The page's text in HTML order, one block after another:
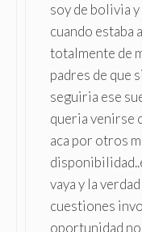
soy de bolivia
cuando estaba
totalmente de
padres de que
seguiria ese
queria venirse
aca por otros
vaya y la
cuestiones
oportunidad